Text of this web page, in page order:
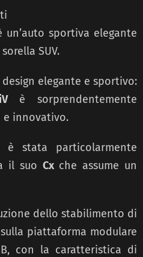
sportiva elegante
SUV.
elegante e sportivo:
è sorprendentemente
e innovativo.
è stata particolarmente
il suo Cxche assume un
dello stabilimento di
piattaforma modulare
con la caratteristica di